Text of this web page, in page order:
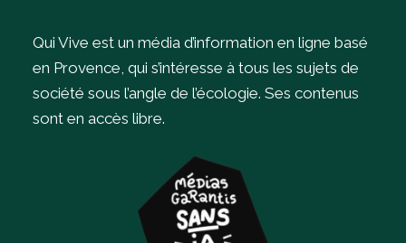
Qui Vive est un média d’information en ligne basé
en Provence, qui s’intéresse à tous les sujets de
société sous l’angle de l’écologie. Ses contenus
sont en accès libre.